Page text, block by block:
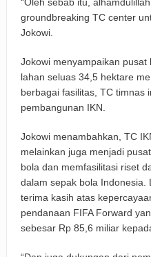
groundbreaking TC center
Jokowi.
Jokowi menyampaikan
lahan seluas 34,5 hektare
berbagai fasilitas, TC timnas
pembangunan IKN.
Jokowi menambahkan, TC
melainkan juga menjadi
bola dan memfasilitasi riset
dalam sepak bola Indonesia.
terima kasih atas
pendanaan FIFA Forward
sebesar Rp 85,6 miliar